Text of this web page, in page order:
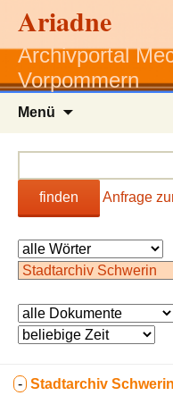
Ariadne
Archivportal
Vorpommern
Menü
finden Anfrage
- Stadtarchiv Schwerin